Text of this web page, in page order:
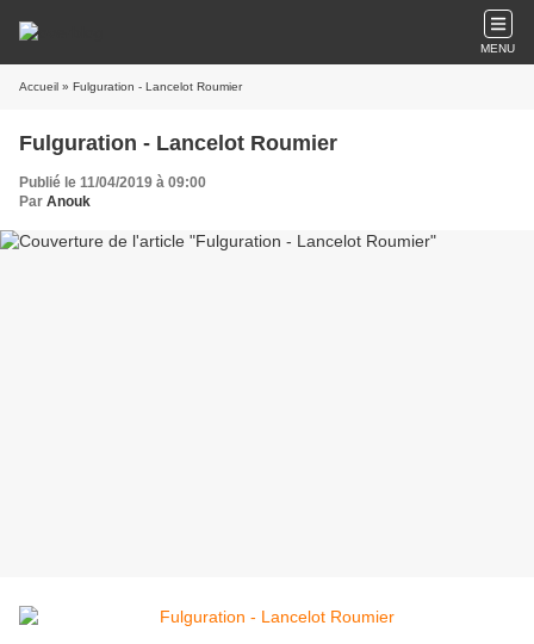
MENU
Accueil » Fulguration - Lancelot Roumier
Fulguration - Lancelot Roumier
Publié le 11/04/2019 à 09:00
Par Anouk